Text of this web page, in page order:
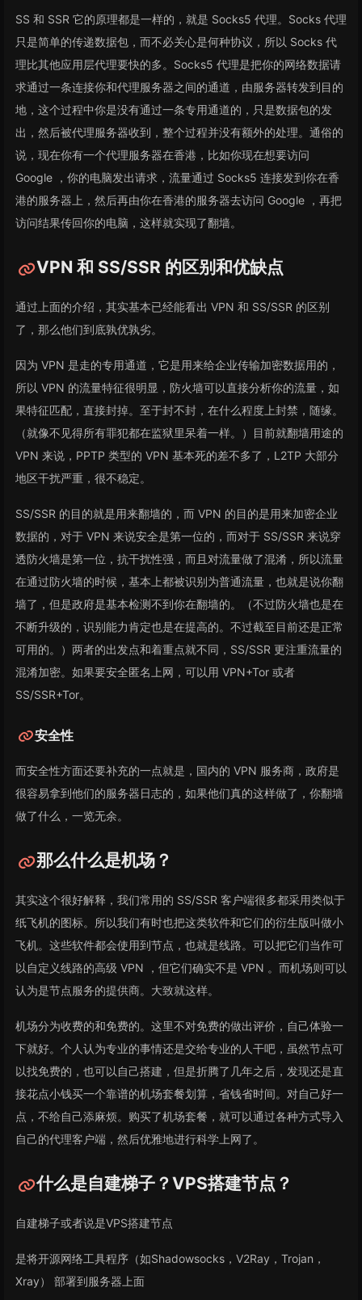
SS 和 SSR 它的原理都是一样的，就是 Socks5 代理。Socks 代理
只是简单的传递数据包，而不必关心是何种协议，所以 Socks 代
理比其他应用层代理要快的多。Socks5 代理是把你的网络数据请
求通过一条连接你和代理服务器之间的通道，由服务器转发到目的
地，这个过程中你是没有通过一条专用通道的，只是数据包的发
出，然后被代理服务器收到，整个过程并没有额外的处理。通俗的
说，现在你有一个代理服务器在香港，比如你现在想要访问
Google ，你的电脑发出请求，流量通过 Socks5 连接发到你在香
港的服务器上，然后再由你在香港的服务器去访问 Google ，再把
访问结果传回你的电脑，这样就实现了翻墙。
VPN 和 SS/SSR 的区别和优缺点
通过上面的介绍，其实基本已经能看出 VPN 和 SS/SSR 的区别
了，那么他们到底孰优孰劣。
因为 VPN 是走的专用通道，它是用来给企业传输加密数据用的，
所以 VPN 的流量特征很明显，防火墙可以直接分析你的流量，如
果特征匹配，直接封掉。至于封不封，在什么程度上封禁，随缘。
（就像不见得所有罪犯都在监狱里呆着一样。）目前就翻墙用途的
VPN 来说，PPTP 类型的 VPN 基本死的差不多了，L2TP 大部分
地区干扰严重，很不稳定。
SS/SSR 的目的就是用来翻墙的，而 VPN 的目的是用来加密企业
数据的，对于 VPN 来说安全是第一位的，而对于 SS/SSR 来说穿
透防火墙是第一位，抗干扰性强，而且对流量做了混淆，所以流量
在通过防火墙的时候，基本上都被识别为普通流量，也就是说你翻
墙了，但是政府是基本检测不到你在翻墙的。（不过防火墙也是在
不断升级的，识别能力肯定也是在提高的。不过截至目前还是正常
可用的。）两者的出发点和着重点就不同，SS/SSR 更注重流量的
混淆加密。如果要安全匿名上网，可以用 VPN+Tor 或者
SS/SSR+Tor。
安全性
而安全性方面还要补充的一点就是，国内的 VPN 服务商，政府是
很容易拿到他们的服务器日志的，如果他们真的这样做了，你翻墙
做了什么，一览无余。
那么什么是机场？
其实这个很好解释，我们常用的 SS/SSR 客户端很多都采用类似于
纸飞机的图标。所以我们有时也把这类软件和它们的衍生版叫做小
飞机。这些软件都会使用到节点，也就是线路。可以把它们当作可
以自定义线路的高级 VPN ，但它们确实不是 VPN 。而机场则可以
认为是节点服务的提供商。大致就这样。
机场分为收费的和免费的。这里不对免费的做出评价，自己体验一
下就好。个人认为专业的事情还是交给专业的人干吧，虽然节点可
以找免费的，也可以自己搭建，但是折腾了几年之后，发现还是直
接花点小钱买一个靠谱的机场套餐划算，省钱省时间。对自己好一
点，不给自己添麻烦。购买了机场套餐，就可以通过各种方式导入
自己的代理客户端，然后优雅地进行科学上网了。
什么是自建梯子？VPS搭建节点？
自建梯子或者说是VPS搭建节点
是将开源网络工具程序（如Shadowsocks，V2Ray，Trojan，
Xray） 部署到服务器上面